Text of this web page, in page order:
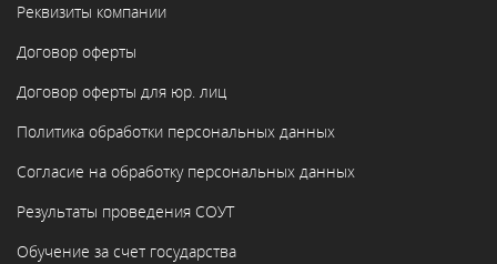
Реквизиты компании
Договор оферты
Договор оферты для юр. лиц
Политика обработки персональных данных
Согласие на обработку персональных данных
Результаты проведения СОУТ
Обучение за счет государства